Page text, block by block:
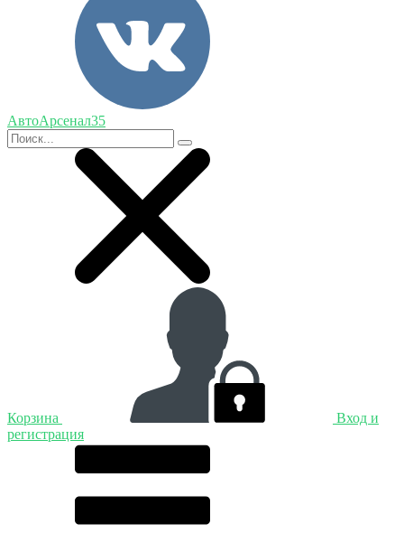
АвтоАрсенал35
Корзина
Вход и
регистрация